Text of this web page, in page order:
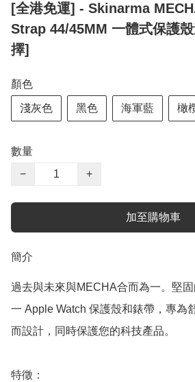
[全港免運] - Skinarma
Strap 44/45MM 一體式保護
擇]
顏色
淺灰色 黑色 海軍藍 橄
數量
−
+
加至購物車
簡介
過去與未來與MECHA合而為一。堅
一 Apple Watch 保護殼和錶帶，專為
而設計，同時保護您的科技產品。
特徵：